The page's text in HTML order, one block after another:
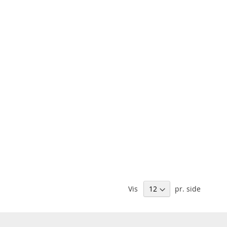
Vis pr. side